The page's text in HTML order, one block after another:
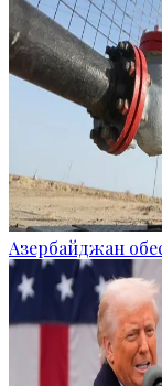
Азербайджан